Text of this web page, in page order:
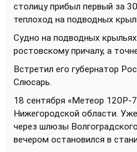
столицу прибыл первый за
теплоход на подводных
Судно на подводных
ростовскому причалу, а
Встретил его губернатор
Слюсарь.
18 сентября «Метеор 120Р-
Нижегородской области.
через шлюзы
вечером остановился в